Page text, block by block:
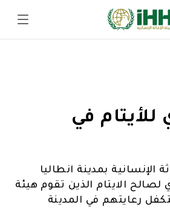
في
الإنسانية بمدينة انطاليا
الايتام الذين تقوم هيئة
رعايتهم في المدينة